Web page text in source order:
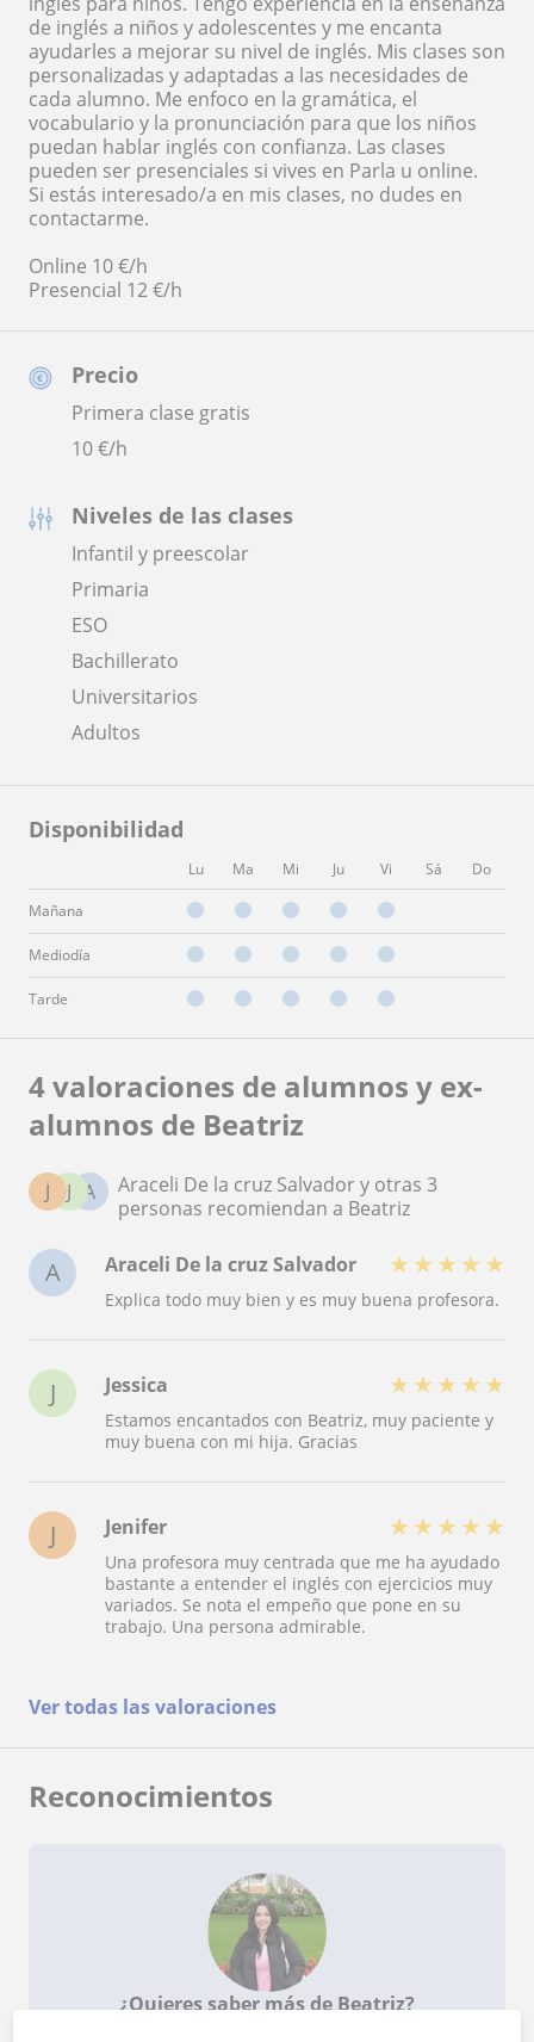
Precio
Primera clase gratis
10€/h
Niveles de las clases
Infantil y preescolar
Primaria
ESO
Bachillerato
Universitarios
Adultos
Disponibilidad
Lu Ma Mi Ju Vi Sá Do
Mañana
Mediodía
Tarde
de inglés a niños y adolescentes y me encanta
ayudarles a mejorar su nivel de inglés. Mis clases son
personalizadas y adaptadas a las necesidades de
cada alumno. Me enfoco en la gramática, el
vocabulario y la pronunciación para que los niños
puedan hablar inglés con confianza. Las clases
pueden ser presenciales si vives en Parla u online.
Si estás interesado/a en mis clases, no dudes en
contactarme.
Online 10 €/h
Presencial 12 €/h
4 valoraciones de alumnos y ex-
alumnos de Beatriz
A
J
J
Araceli De la cruz Salvador y otras 3
personas recomiendan a Beatriz
A Araceli De la cruz Salvador ★ ★ ★ ★ ★
Explica todo muy bien y es muy buena profesora.
J Jessica ★ ★ ★ ★ ★
Estamos encantados con Beatriz, muy paciente y
muy buena con mi hija. Gracias
J Jenifer ★ ★ ★ ★ ★
Una profesora muy centrada que me ha ayudado
bastante a entender el inglés con ejercicios muy
variados. Se nota el empeño que pone en su
trabajo. Una persona admirable.
Ver todas las valoraciones
Reconocimientos
¿Quieres saber más de Beatriz?